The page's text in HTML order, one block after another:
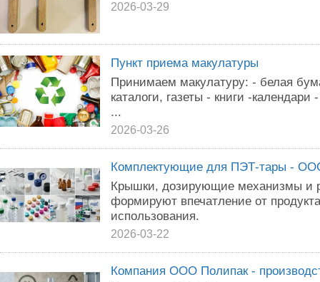
2026-03-29
Пункт приема макулатуры
Принимаем макулатуру: - белая
каталоги, газеты - книги -
...
2026-03-26
Комплектующие для ПЭТ-тары -
Крышки, дозирующие механизмы и
формируют впечатление от
использования.
2026-03-22
Компания ООО Полипак -